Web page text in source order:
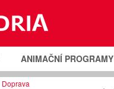
ANIMAČNÍ PROGRAMY
Doprava